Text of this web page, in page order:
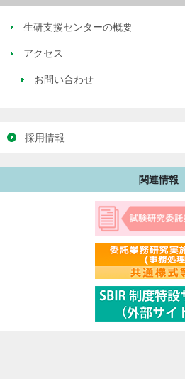
生研支援センターの概要
アクセス
お問い合わせ
採用情報
関連情報